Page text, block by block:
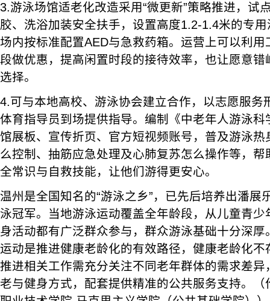
3.游泳场馆适老化改造采用“微更新”策略推进，试
胶、洗浴加装安全扶手，设置高度1.2-1.4米的专
场内按标准配置AED与急救药箱。运营上可以利
段做优惠，提高闲置时段的接待效率，也让愿意
选择。
4.可与本地高校、游泳协会建立合作，以志愿服务
体育指导员到场提供指导。编制《中老年人游泳
馆展板、宣传折页、官方短视频账号，普及游泳
么控制、抽筋应急处理及心肺复苏怎么操作等，
全常识与自救技能，让他们游得更安心。
温州是全国知名的“游泳之乡”，已先后培养出潘展
泳冠军。当地游泳运动覆盖全年龄段，从儿童青
身活动都有广泛群众参与，群众游泳基础十分深
运动是推进健康老龄化的有效路径，健康老龄化
推进相关工作需充分关注不同老年群体的需求差
老与健身方式，配套提供精准的公共服务支持。